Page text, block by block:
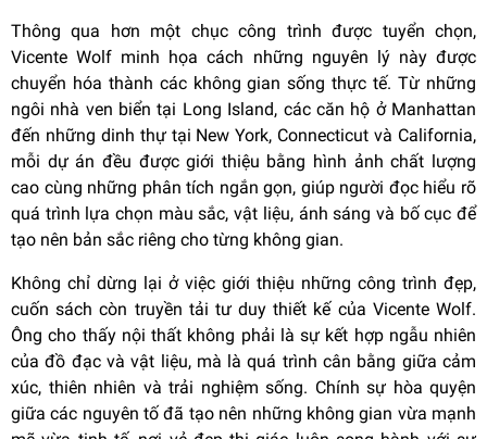
Thông qua hơn một chục công trình được tuyển chọn,
Vicente Wolf minh họa cách những nguyên lý này được
chuyển hóa thành các không gian sống thực tế. Từ những
ngôi nhà ven biển tại Long Island, các căn hộ ở Manhattan
đến những dinh thự tại New York, Connecticut và California,
mỗi dự án đều được giới thiệu bằng hình ảnh chất lượng
cao cùng những phân tích ngắn gọn, giúp người đọc hiểu rõ
quá trình lựa chọn màu sắc, vật liệu, ánh sáng và bố cục để
tạo nên bản sắc riêng cho từng không gian.
Không chỉ dừng lại ở việc giới thiệu những công trình đẹp,
cuốn sách còn truyền tải tư duy thiết kế của Vicente Wolf.
Ông cho thấy nội thất không phải là sự kết hợp ngẫu nhiên
của đồ đạc và vật liệu, mà là quá trình cân bằng giữa cảm
xúc, thiên nhiên và trải nghiệm sống. Chính sự hòa quyện
giữa các nguyên tố đã tạo nên những không gian vừa mạnh